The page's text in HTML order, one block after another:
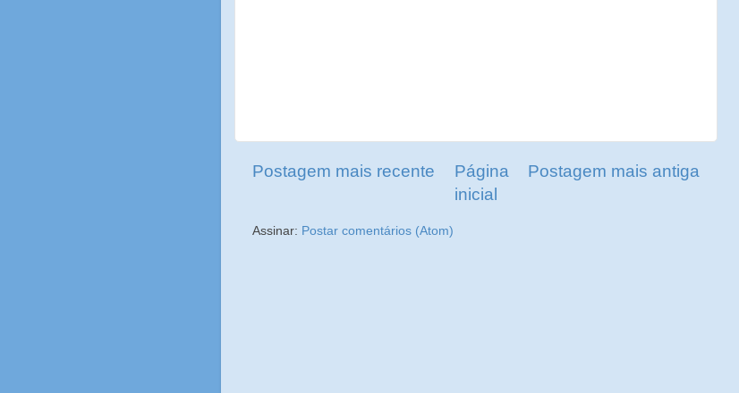
Postagem mais recente Postagem mais antiga
Página
inicial
Assinar: Postar comentários (Atom)